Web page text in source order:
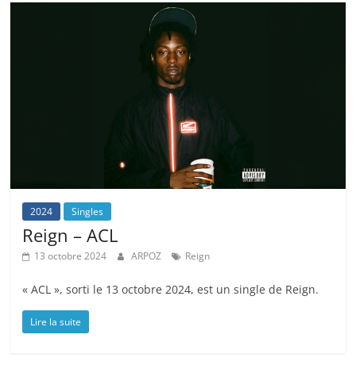
2024 Singles
Reign – ACL
13 octobre 2024 ARPOZ Reign
« ACL », sorti le 13 octobre 2024, est un single de Reign.
Lire la suite